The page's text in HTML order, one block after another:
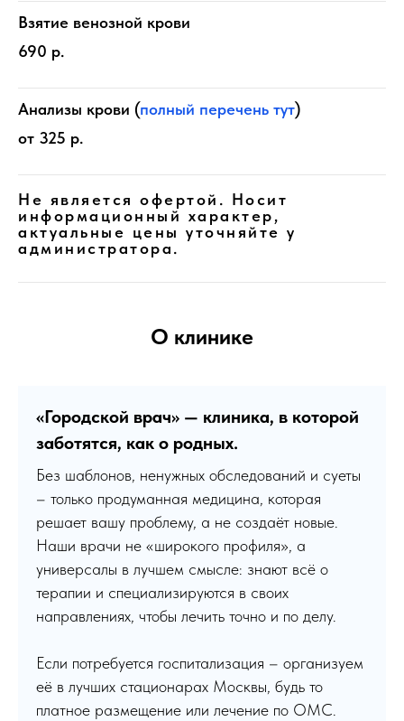
Взятие венозной крови
690 р.
Анализы крови (полный перечень тут)
от 325 р.
Не является офертой. Носит
информационный характер,
актуальные цены уточняйте у
администратора.
О клинике
«Городской врач» — клиника, в которой
заботятся, как о родных.
Без шаблонов, ненужных обследований и суеты
– только продуманная медицина, которая
решает вашу проблему, а не создаёт новые.
Наши врачи не «широкого профиля», а
универсалы в лучшем смысле: знают всё о
терапии и специализируются в своих
направлениях, чтобы лечить точно и по делу.
Если потребуется госпитализация – организуем
её в лучших стационарах Москвы, будь то
платное размещение или лечение по ОМС.